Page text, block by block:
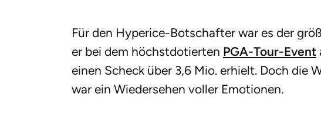
Für den Hyperice-Botschafter war es der
er bei dem höchstdotierten PGA-Tour-Event
einen Scheck über 3,6 Mio. erhielt. Doch die
war ein Wiedersehen voller Emotionen.